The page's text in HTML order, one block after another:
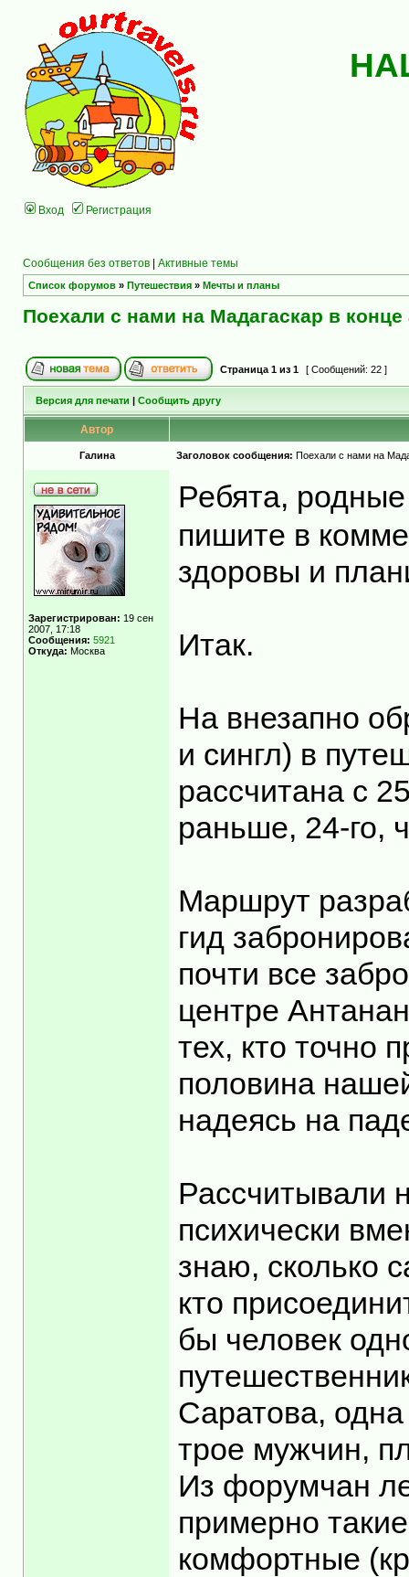
Вход Регистрация
Сообщения без ответов | Активные темы
Список форумов » Путешествия » Мечты и планы
Поехали с нами на Мадагаскар в конце
Страница 1 из 1 [ Сообщений: 22 ]
Версия для печати | Сообщить другу
Автор
Гaлинa Заголовок сообщения: Поехали с нами на
Зарегистрирован: 19 сен
2007, 17:18
Сообщения: 5921
Откуда: Москва
Ребята,
пишите в
здоровы и
Итак.
На внезапно
и сингл) в
рассчитана с
раньше, 24-го,
Маршрут
гид
почти все
центре
тех, кто точно
половина
надеясь на
Рассчитывали
психически
знаю, сколько
кто
бы человек
Саратова,
трое мужчин,
Из форумчан
примерно
комфортные